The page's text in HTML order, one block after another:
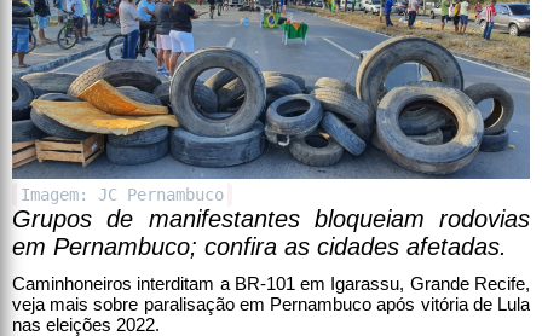
Imagem: JC Pernambuco
Grupos de manifestantes bloqueiam rodovias
em Pernambuco; confira as cidades afetadas.
Caminhoneiros interditam a BR-101 em Igarassu, Grande Recife,
veja mais sobre paralisação em Pernambuco após vitória de Lula
nas eleições 2022.